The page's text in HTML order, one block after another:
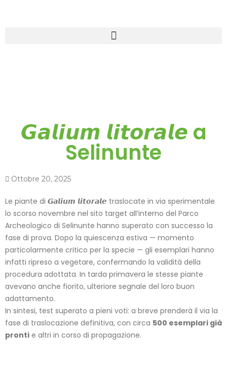
𝙂𝙖𝙡𝙞𝙪𝙢 𝙡𝙞𝙩𝙤𝙧𝙖𝙡𝙚 a
Selinunte
Ottobre 20, 2025
Le piante di 𝙂𝙖𝙡𝙞𝙪𝙢 𝙡𝙞𝙩𝙤𝙧𝙖𝙡𝙚 traslocate in via sperimentale
lo scorso novembre nel sito target all’interno del Parco
Archeologico di Selinunte hanno superato con successo la
fase di prova. Dopo la quiescenza estiva — momento
particolarmente critico per la specie — gli esemplari hanno
infatti ripreso a vegetare, confermando la validità della
procedura adottata. In tarda primavera le stesse piante
avevano anche fiorito, ulteriore segnale del loro buon
adattamento.
In sintesi, test superato a pieni voti: a breve prenderà il via la
fase di traslocazione definitiva, con circa 500 esemplari già
pronti e altri in corso di propagazione.